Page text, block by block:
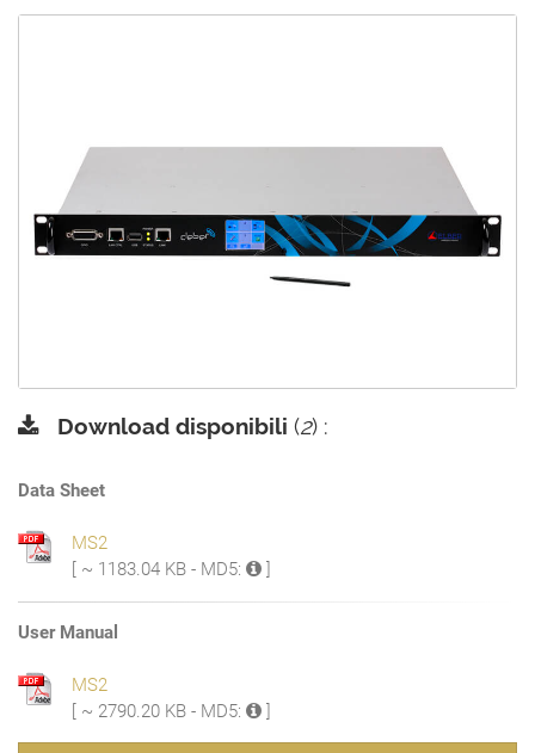
Download disponibili (2) :
Data Sheet
MS2
[ ~ 1183.04 KB - MD5:
User Manual
MS2
[ ~ 2790.20 KB - MD5: